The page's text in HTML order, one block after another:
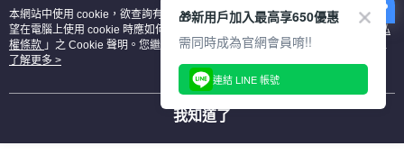
熱門標籤
本網站中使用 cookie，欲查詢有關本網站使用 cookie 方式之詳情，及若您不希
望在電腦上使用 cookie 時應如何變更電腦的 cookie 設定，請參閱本網站「
隱私
權條款 」之 Cookie 聲明。您繼續使用本網站即表示您同意本公司得按本網站使
用條款之 Cookie 聲明使用 cookie。
了解更多 >
我知道了
①LINE購物最高10%回饋
②每周限定品現折200
③指定商品58折起 最高現折$888
上班鞋、休閒鞋、涼鞋一次逛齊
好搭、出遊好走、聚會也漂亮
🎁新用戶加入最高享650優惠
需同時成為官網會員唷!!
連結 LINE 帳號